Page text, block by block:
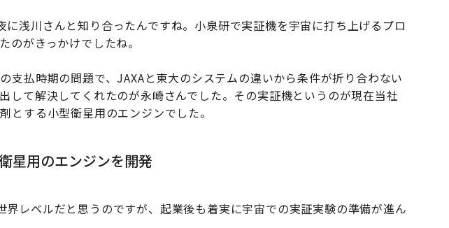
に浅川さんと知り合ったんですね。小泉研で実証機を宇宙に打ち上げるプロ
のがきっかけでしたね。
支払時期の問題で、JAXAと東大のシステムの違いから条件が折り合わない
して解決してくれたのが永崎さんでした。その実証機というのが現在当社
とする小型衛星用のエンジンでした。
星用のエンジンを開発
レベルだと思うのですが、起業後も着実に宇宙での実証実験の準備が進ん